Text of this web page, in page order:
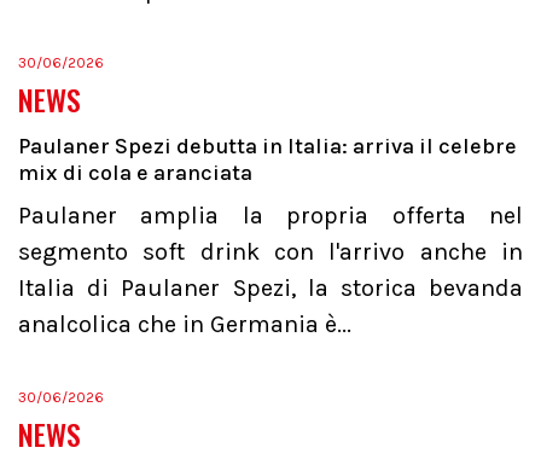
30/06/2026
NEWS
Paulaner Spezi debutta in Italia: arriva il celebre
mix di cola e aranciata
Paulaner amplia la propria offerta nel
segmento soft drink con l'arrivo anche in
Italia di Paulaner Spezi, la storica bevanda
analcolica che in Germania è...
30/06/2026
NEWS